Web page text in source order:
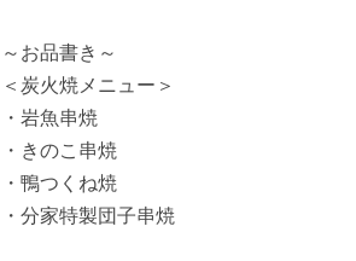
～お品書き～
＜炭火焼メニュー＞
・岩魚串焼
・きのこ串焼
・鴨つくね焼
・分家特製団子串焼